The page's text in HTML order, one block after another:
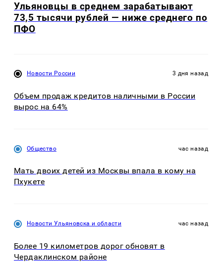
Ульяновцы в среднем зарабатывают
73,5 тысячи рублей — ниже среднего по
ПФО
Новости России 3 дня назад
Объем продаж кредитов наличными в России
вырос на 64%
Общество час назад
Мать двоих детей из Москвы впала в кому на
Пхукете
Новости Ульяновска и области час назад
Более 19 километров дорог обновят в
Чердаклинском районе